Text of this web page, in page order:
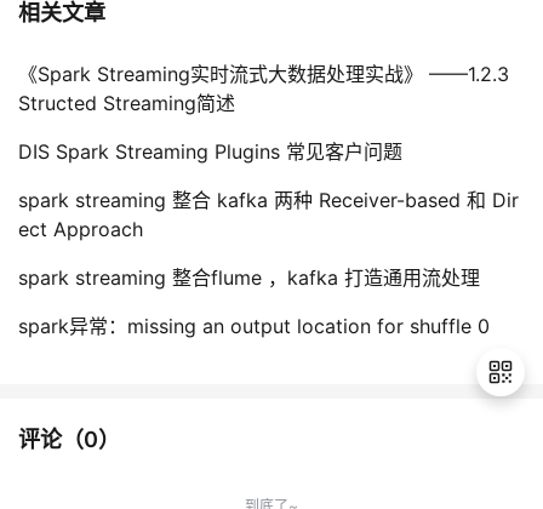
相关文章
《Spark Streaming实时流式大数据处理实战》 ——1.2.3
Structed Streaming简述
DIS Spark Streaming Plugins 常见客户问题
spark streaming 整合 kafka 两种 Receiver-based 和 Dir
ect Approach
spark streaming 整合flume ，kafka 打造通用流处理
spark异常：missing an output location for shuffle 0
评论（0）